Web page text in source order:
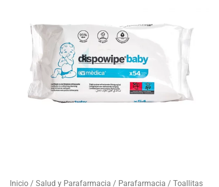
Inicio / Salud y Parafarmacia / Parafarmacia / Toallitas
Limpieza
Segura